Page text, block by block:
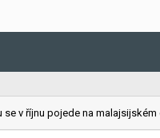
v říjnu pojede na malajsijském